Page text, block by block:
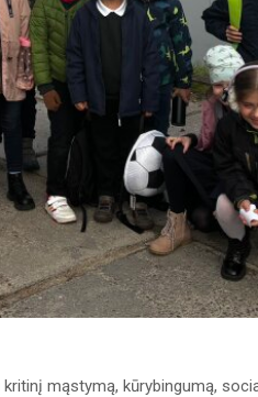
mąstymą, kūrybingumą,